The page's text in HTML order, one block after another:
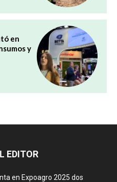
en
y
EDITOR
en Expoagro 2025 dos